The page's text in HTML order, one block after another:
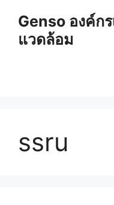
content
Genso องค์ก
แวดล้อม
ssru